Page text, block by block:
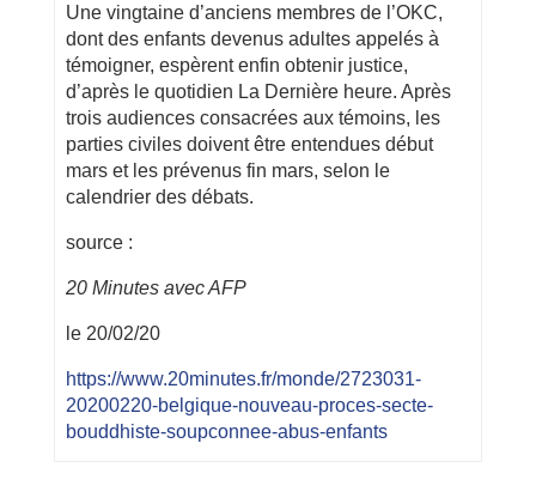
Une vingtaine d’anciens membres de l’OKC,
dont des enfants devenus adultes appelés à
témoigner, espèrent enfin obtenir justice,
d’après le quotidien La Dernière heure. Après
trois audiences consacrées aux témoins, les
parties civiles doivent être entendues début
mars et les prévenus fin mars, selon le
calendrier des débats.
source :
20 Minutes avec AFP
le 20/02/20
https://www.20minutes.fr/monde/2723031-
20200220-belgique-nouveau-proces-secte-
bouddhiste-soupconnee-abus-enfants